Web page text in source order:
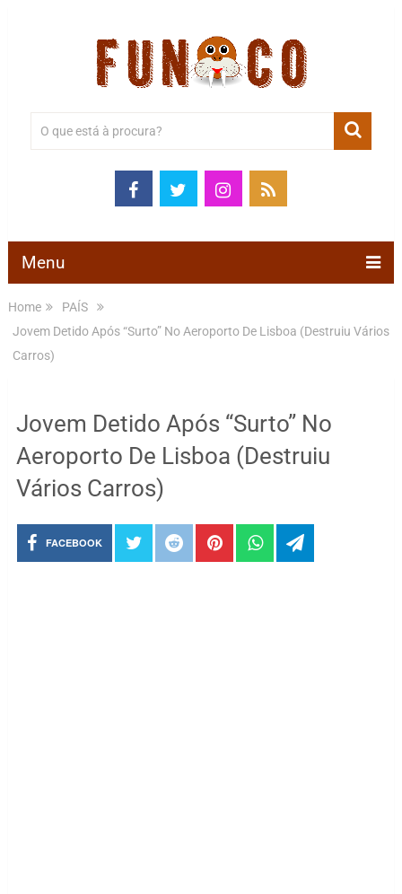
Menu
Home
PAÍS
Jovem Detido Após “Surto” No Aeroporto De Lisboa (Destruiu Vários
Carros)
Jovem Detido Após “Surto” No
Aeroporto De Lisboa (Destruiu
Vários Carros)
FACEBOOK